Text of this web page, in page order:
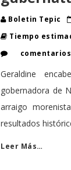
Boletin Tepic
Tiempo
comentarios
Geraldine
gobernadora de
arraigo
resultados
Leer Más…